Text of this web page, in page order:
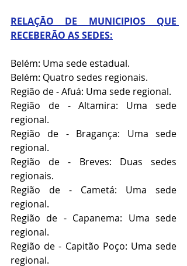
RELAÇÃO DE MUNICIPIOS QUE
RECEBERÃO AS SEDES:
Belém: Uma sede estadual.
Belém: Quatro sedes regionais.
Região de - Afuá: Uma sede regional.
Região de - Altamira: Uma sede
regional.
Região de - Bragança: Uma sede
regional.
Região de - Breves: Duas sedes
regionais.
Região de - Cametá: Uma sede
regional.
Região de - Capanema: Uma sede
regional.
Região de - Capitão Poço: Uma sede
regional.